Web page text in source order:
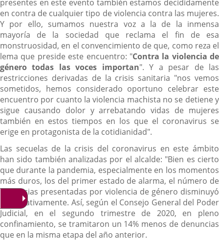
presentes en este evento también estamos decididamente
en contra de cualquier tipo de violencia contra las mujeres.
Y por ello, sumamos nuestra voz a la de la inmensa
mayoría de la sociedad que reclama el fin de esa
monstruosidad, en el convencimiento de que, como reza el
lema que preside este encuentro: "Contra la violencia de
género todas las voces importan". Y a pesar de las
restricciones derivadas de la crisis sanitaria "nos vemos
sometidos, hemos considerado oportuno celebrar este
encuentro por cuanto la violencia machista no se detiene y
sigue causando dolor y arrebatando vidas de mujeres
también en estos tiempos en los que el coronavirus se
erige en protagonista de la cotidianidad".
Las secuelas de la crisis del coronavirus en este ámbito
han sido también analizadas por el alcalde: "Bien es cierto
que durante la pandemia, especialmente en los momentos
más duros, los del primer estado de alarma, el número de
denuncias presentadas por violencia de género disminuyó
significativamente. Así, según el Consejo General del Poder
Judicial, en el segundo trimestre de 2020, en pleno
confinamiento, se tramitaron un 14% menos de denuncias
que en la misma etapa del año anterior.